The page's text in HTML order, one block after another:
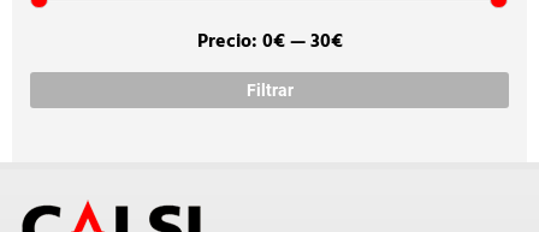
Filtrar
Precio:0€—30€